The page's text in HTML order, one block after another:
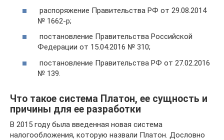
распоряжение Правительства РФ от 29.08.2014
№ 1662-р;
постановление Правительства Российской
Федерации от 15.04.2016 № 310;
постановление Правительства РФ от 27.02.2016
№ 139.
Что такое система Платон, ее сущность и
причины для ее разработки
В 2015 году была введенная новая система
налогообложения, которую назвали Платон. Дословно